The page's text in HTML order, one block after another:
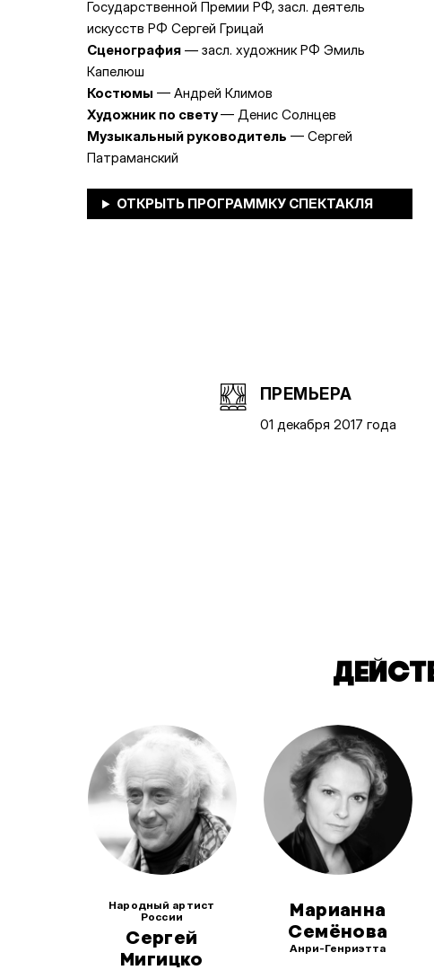
Государственной Премии РФ, засл. деятель
искусств РФ Сергей Грицай
Сценография — засл. художник РФ Эмиль
Капелюш
Костюмы — Андрей Климов
Художник по свету— Денис Солнцев
Музыкальный руководитель — Сергей
Патраманский
ПРЕМЬЕРА
01 декабря 2017 года
Народный артист
России
Сергей
Мигицко
Марианна
Семёнова
Анри-Генриэтта